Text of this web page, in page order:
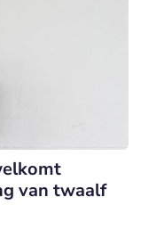
van twaalf